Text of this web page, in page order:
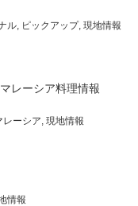
ル ピックアップ, 現地情報
レーシア料理情報
レーシア 現地情報
情報